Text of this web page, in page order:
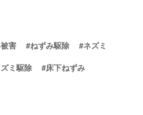
害 #ねずみ駆除 #ネズミ
ミ駆除 #床下ねずみ